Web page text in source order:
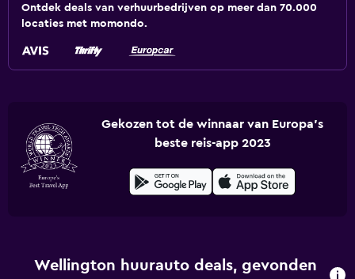
Ontdek deals van verhuurbedrijven op meer dan 70.000
locaties met momondo.
Gekozen tot de winnaar van Europa's
beste reis-app 2023
Wellington huurauto deals, gevonden